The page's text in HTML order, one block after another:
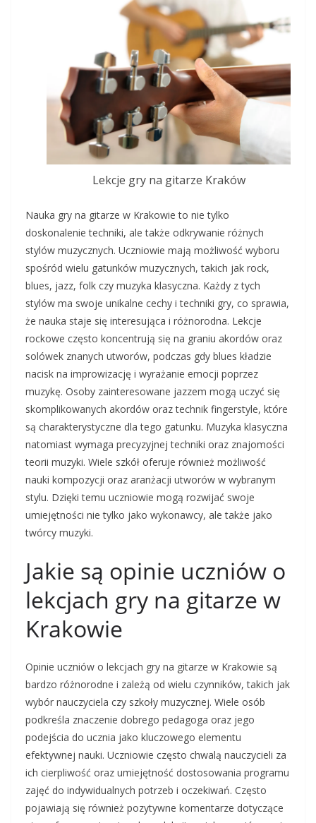
Lekcje gry na gitarze Kraków
Nauka gry na gitarze w Krakowie to nie tylko
doskonalenie techniki, ale także odkrywanie różnych
stylów muzycznych. Uczniowie mają możliwość wyboru
spośród wielu gatunków muzycznych, takich jak rock,
blues, jazz, folk czy muzyka klasyczna. Każdy z tych
stylów ma swoje unikalne cechy i techniki gry, co sprawia,
że nauka staje się interesująca i różnorodna. Lekcje
rockowe często koncentrują się na graniu akordów oraz
solówek znanych utworów, podczas gdy blues kładzie
nacisk na improwizację i wyrażanie emocji poprzez
muzykę. Osoby zainteresowane jazzem mogą uczyć się
skomplikowanych akordów oraz technik fingerstyle, które
są charakterystyczne dla tego gatunku. Muzyka klasyczna
natomiast wymaga precyzyjnej techniki oraz znajomości
teorii muzyki. Wiele szkół oferuje również możliwość
nauki kompozycji oraz aranżacji utworów w wybranym
stylu. Dzięki temu uczniowie mogą rozwijać swoje
umiejętności nie tylko jako wykonawcy, ale także jako
twórcy muzyki.
Jakie są opinie uczniów o
lekcjach gry na gitarze w
Krakowie
Opinie uczniów o lekcjach gry na gitarze w Krakowie są
bardzo różnorodne i zależą od wielu czynników, takich jak
wybór nauczyciela czy szkoły muzycznej. Wiele osób
podkreśla znaczenie dobrego pedagoga oraz jego
podejścia do ucznia jako kluczowego elementu
efektywnej nauki. Uczniowie często chwalą nauczycieli za
ich cierpliwość oraz umiejętność dostosowania programu
zajęć do indywidualnych potrzeb i oczekiwań. Często
pojawiają się również pozytywne komentarze dotyczące